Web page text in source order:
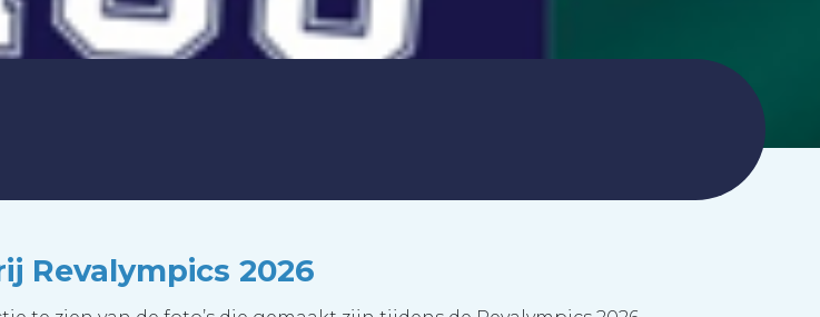
Revalympics 2026